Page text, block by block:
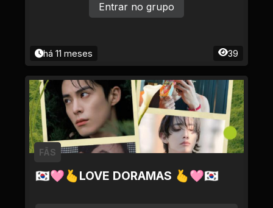
há 11 meses 39
Entrar no grupo
🇰🇷🩷🫰LOVE DORAMAS 🫰🩷🇰🇷
FÃS